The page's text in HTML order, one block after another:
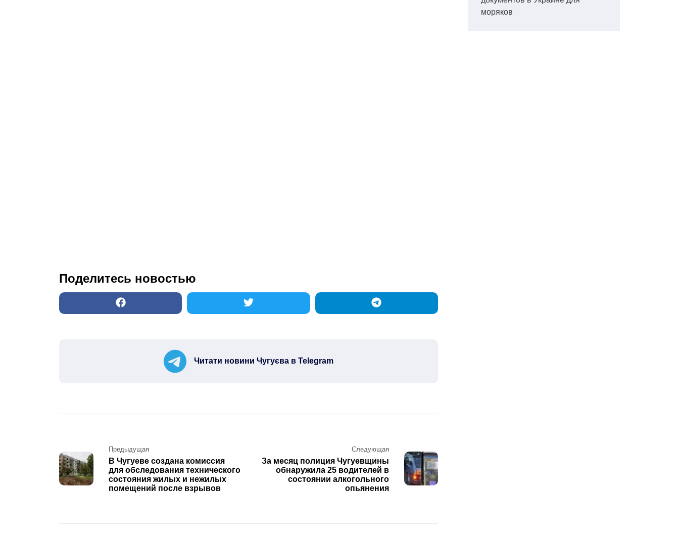
Поделитесь новостью
Читати новини Чугуєва в Telegram
Post
navigation
Предыдущая
В Чугуеве создана комиссия
для обследования технического
состояния жилых и нежилых
помещений после взрывов
Следующая
За месяц полиция Чугуевщины
обнаружила 25 водителей в
состоянии алкогольного
опьянения
моряков